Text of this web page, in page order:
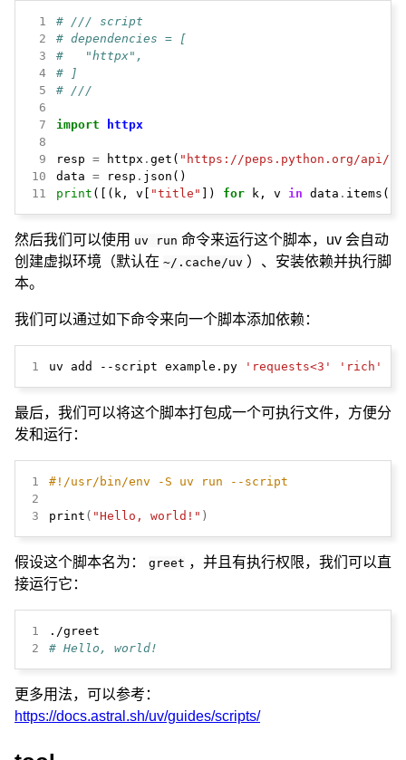
1
# /// script
2
# dependencies = [
3
#   "httpx",
4
# ]
5
# ///
6
7
import
httpx
8
9
resp = httpx . get( "https://peps.python.org/api/
10
data = resp .
11
print ([(k, v[ "title" ]) for k, v in data .
然后我们可以使用 uv run 命令来运行这个脚本，uv 会自动
创建虚拟环境（默认在 ~/.cache/uv ）、安装依赖并执行脚
本。
我们可以通过如下命令来向一个脚本添加依赖：
1 uv add --script example.py 'requests<3' 'rich'
最后，我们可以将这个脚本打包成一个可执行文件，方便分
发和运行：
1
2
3
print ( "Hello, world!" )
假设这个脚本名为： greet ，并且有执行权限，我们可以直
接运行它：
1
2
# Hello, world!
更多用法，可以参考：
https://docs.astral.sh/uv/guides/scripts/